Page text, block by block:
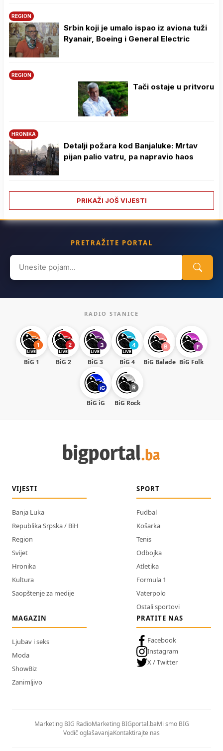
REGION
Srbin koji je umalo ispao iz aviona tuži
Ryanair, Boeing i General Electric
REGION
Tači ostaje u pritvoru
HRONIKA
Detalji požara kod Banjaluke: Mrtav
pijan palio vatru, pa napravio haos
PRIKAŽI JOŠ VIJESTI
PRETRAŽITE PORTAL
Search
for:
RADIO STANICE
BiG 1 BiG 2 BiG 3 BiG 4 BiG Balade BiG Folk
BiG iG BiG Rock
VIJESTI
Banja Luka
Republika Srpska / BiH
Region
Svijet
Hronika
Kultura
Saopštenje za medije
SPORT
Fudbal
Košarka
Tenis
Odbojka
Atletika
Formula 1
Vaterpolo
Ostali sportovi
MAGAZIN
Ljubav i seks
Moda
ShowBiz
Zanimljivo
PRATITE NAS
Facebook
Instagram
X / Twitter
Marketing BIG RadioMarketing BIGportal.baMi smo BIG
Vodič oglašavanjaKontaktirajte nas